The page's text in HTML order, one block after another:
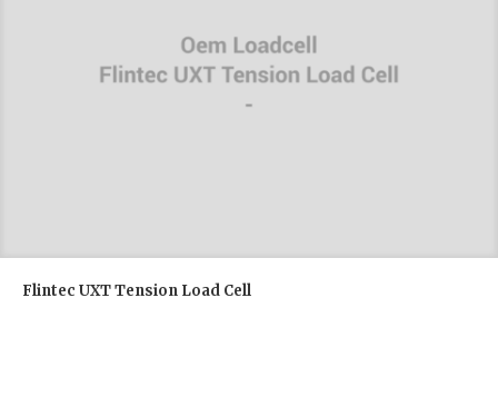
Flintec UXT Tension Load Cell